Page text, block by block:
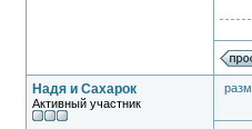
Надя и Сахарок
Активный участник